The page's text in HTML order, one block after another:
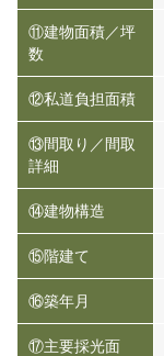
⑪建物面積／坪
数
⑫私道負担面積
⑬間取り／間取
詳細
⑭建物構造
⑮階建て
⑯築年月
⑰主要採光面